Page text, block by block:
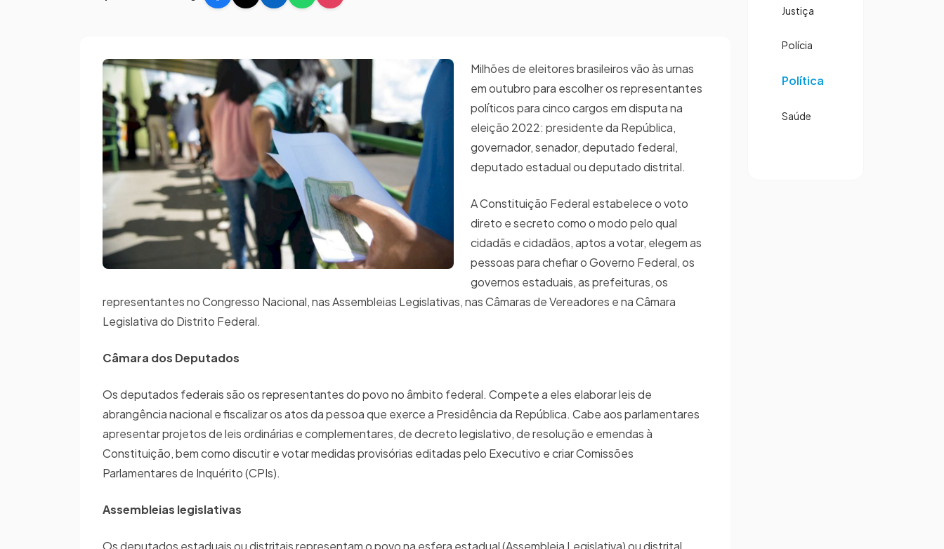
Milhões de eleitores brasileiros vão às urnas
em outubro para escolher os representantes
políticos para cinco cargos em disputa na
eleição 2022: presidente da República,
governador, senador, deputado federal,
deputado estadual ou deputado distrital.
A Constituição Federal estabelece o voto
direto e secreto como o modo pelo qual
cidadãs e cidadãos, aptos a votar, elegem as
pessoas para chefiar o Governo Federal, os
governos estaduais, as prefeituras, os
representantes no Congresso Nacional, nas Assembleias Legislativas, nas Câmaras de Vereadores e na Câmara
Legislativa do Distrito Federal.
Câmara dos Deputados
Os deputados federais são os representantes do povo no âmbito federal. Compete a eles elaborar leis de
abrangência nacional e fiscalizar os atos da pessoa que exerce a Presidência da República. Cabe aos parlamentares
apresentar projetos de leis ordinárias e complementares, de decreto legislativo, de resolução e emendas à
Constituição, bem como discutir e votar medidas provisórias editadas pelo Executivo e criar Comissões
Parlamentares de Inquérito (CPIs).
Assembleias legislativas
Os deputados estaduais ou distritais representam o povo na esfera estadual (Assembleia Legislativa) ou distrital
Justiça
Polícia
Política
Saúde